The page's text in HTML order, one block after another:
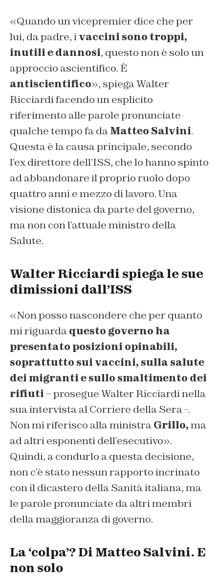
«Quando un vicepremier dice che per
lui, da padre, ivaccini sono troppi,
inutili e dannosi, questo non è solo un
approccio ascientifico. È
antiscientifico», spiega Walter
Ricciardi facendo un esplicito
riferimento alle parole pronunciate
qualche tempo fa daMatteo Salvini.
Questa è la causa principale, secondo
l’ex direttore dell’ISS, che lo hanno spinto
ad abbandonare il proprio ruolo dopo
quattro anni e mezzo di lavoro. Una
visione distonica da parte del governo,
ma non con l’attuale ministro della
Salute.
Walter Ricciardi spiega le sue
dimissioni dall’ISS
«Non posso nascondere che per quanto
mi riguardaquesto governo ha
presentato posizioni opinabili,
soprattutto sui vaccini, sulla salute
dei migranti e sullo smaltimento dei
rifiuti– prosegue Walter Ricciardi nella
sua intervista alCorriere della Sera-.
Non mi riferisco alla ministraGrillo,ma
ad altri esponenti dell’esecutivo».
Quindi, a condurlo a questa decisione,
non c’è stato nessun rapporto incrinato
con il dicastero della Sanità italiana, ma
le parole pronunciate da altri membri
della maggioranza di governo.
La ‘colpa’? Di Matteo Salvini. E
non solo